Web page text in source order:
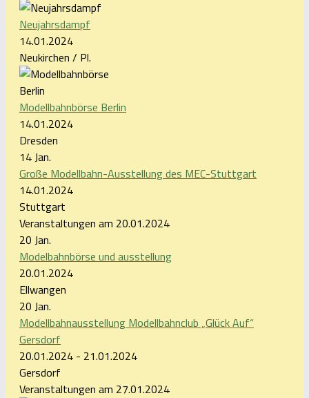
Neujahrsdampf
14.01.2024
Neukirchen / Pl.
Modellbahnbörse Berlin
14.01.2024
Dresden
14 Jan.
Große Modellbahn-Ausstellung des MEC-Stuttgart
14.01.2024
Stuttgart
Veranstaltungen am 20.01.2024
20 Jan.
Modelbahnbörse und ausstellung
20.01.2024
Ellwangen
20 Jan.
Modellbahnausstellung Modellbahnclub „Glück Auf“
Gersdorf
20.01.2024 - 21.01.2024
Gersdorf
Veranstaltungen am 27.01.2024